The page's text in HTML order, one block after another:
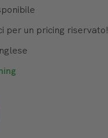
per un pricing riservato!